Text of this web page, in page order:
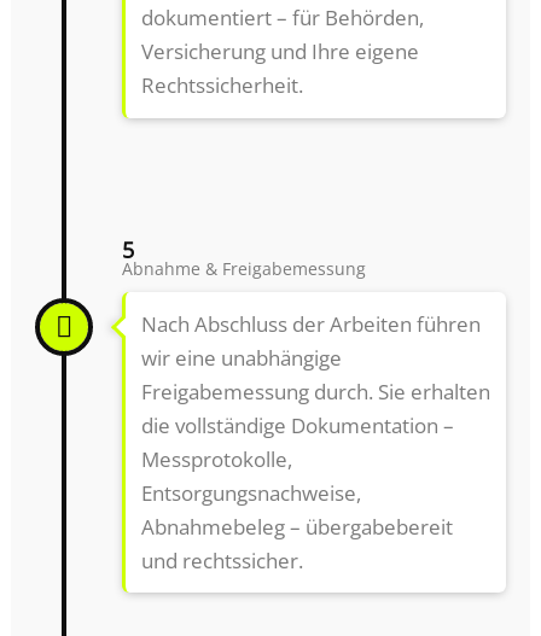
dokumentiert – für Behörden,
Versicherung und Ihre eigene
Rechtssicherheit.
5
Abnahme & Freigabemessung
Nach Abschluss der Arbeiten führen
wir eine unabhängige
Freigabemessung durch. Sie erhalten
die vollständige Dokumentation –
Messprotokolle,
Entsorgungsnachweise,
Abnahmebeleg – übergabebereit
und rechtssicher.